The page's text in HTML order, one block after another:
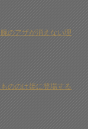
のアザが消えない理
ののけ姫に登場する